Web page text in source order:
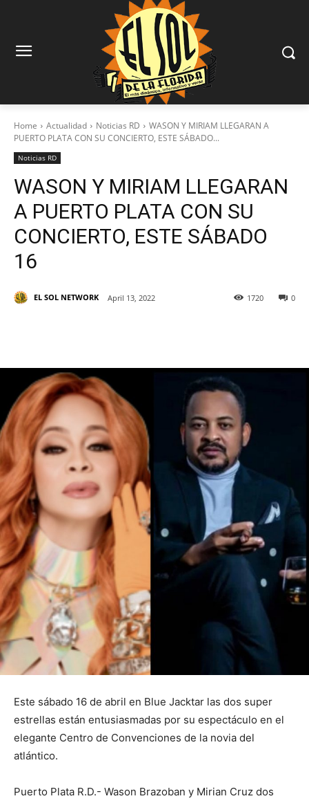
Home Actualidad Noticias RD
WASON Y MIRIAM LLEGARAN A
PUERTO PLATA CON SU CONCIERTO, ESTE SÁBADO...
Noticias RD
WASON Y MIRIAM LLEGARAN
A PUERTO PLATA CON SU
CONCIERTO, ESTE SÁBADO
16
EL SOL NETWORK April 13, 2022 0
1720
Este sábado 16 de abril en Blue Jacktar las dos super
estrellas están entusiasmadas por su espectáculo en el
elegante Centro de Convenciones de la novia del
atlántico.
Puerto Plata R.D.- Wason Brazoban y Mirian Cruz dos